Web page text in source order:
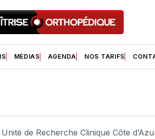
MÉDIAS AGENDA NOS TARIFS
de Recherche Clinique Côte